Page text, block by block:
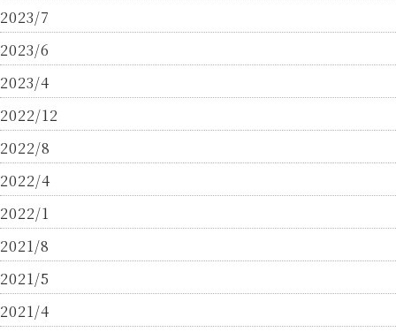
2023/7
2023/6
2023/4
2022/12
2022/8
2022/4
2022/1
2021/8
2021/5
2021/4